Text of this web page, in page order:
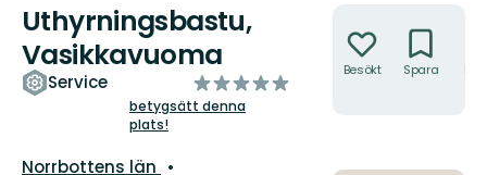
Uthyrningsbastu,
Vasikkavuoma
Service
av
5
betygsätt denna
plats!
Län:
Norrbottens län
Besökt Spara